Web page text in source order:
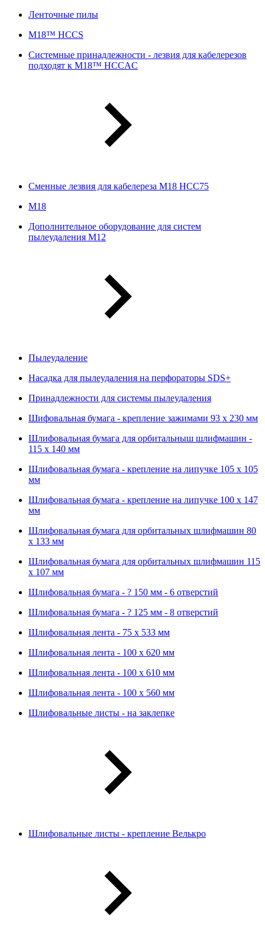
Ленточные пилы
M18™ HCCS
Системные принадлежности - лезвия для кабелерезов
подходят к M18™ HCCAC
Сменные лезвия для кабелереза M18 HCC75
М18
Дополнительное оборудование для систем
пылеудаления М12
Пылеудаление
Насадка для пылеудаления на перфораторы SDS+
Принадлежности для системы пылеудаления
Шифовальная бумага - крепление зажимами 93 х 230 мм
Шлифовальная бумага для орбитальныш шлифмашин -
115 х 140 мм
Шлифовальная бумага - крепление на липучке 105 х 105
мм
Шлифовальная бумага - крепление на липучке 100 х 147
мм
Шлифовальная бумага для орбитальных шлифмашин 80
х 133 мм
Шлифовальная бумага для орбитальных шлифмашин 115
х 107 мм
Шлифовальная бумага - ? 150 мм - 6 отверстий
Шлифовальная бумага - ? 125 мм - 8 отверстий
Шлифовальная лента - 75 х 533 мм
Шлифовальная лента - 100 х 620 мм
Шлифовальная лента - 100 х 610 мм
Шлифовальная лента - 100 х 560 мм
Шлифовальные листы - на заклепке
Шлифовальные листы - крепление Велькро